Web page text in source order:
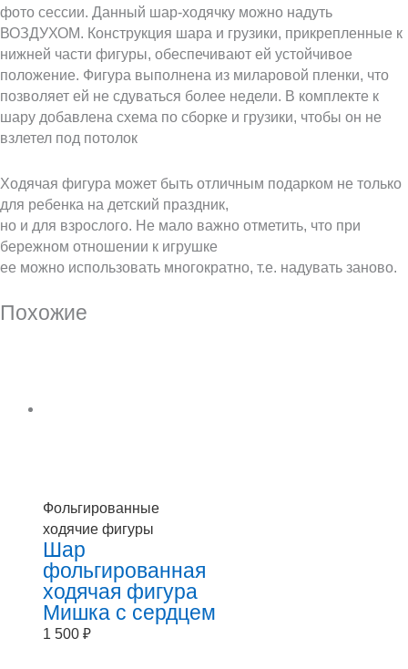
фото сессии. Данный шар-ходячку можно надуть
ВОЗДУХОМ. Конструкция шара и грузики, прикрепленные к
нижней части фигуры, обеспечивают ей устойчивое
положение. Фигура выполнена из миларовой пленки, что
позволяет ей не сдуваться более недели. В комплекте к
шару добавлена схема по сборке и грузики, чтобы он не
взлетел под потолок
Ходячая фигура может быть отличным подарком не только
для ребенка на детский праздник,
но и для взрослого. Не мало важно отметить, что при
бережном отношении к игрушке
ее можно использовать многократно, т.е. надувать заново.
Похожие
Фольгированные
ходячие фигуры
Шар
фольгированная
ходячая фигура
Мишка с сердцем
1 500 ₽